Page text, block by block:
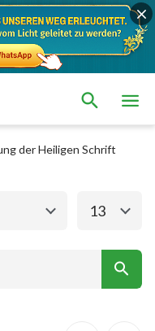
der Heiligen Schrift
neue Testament
13